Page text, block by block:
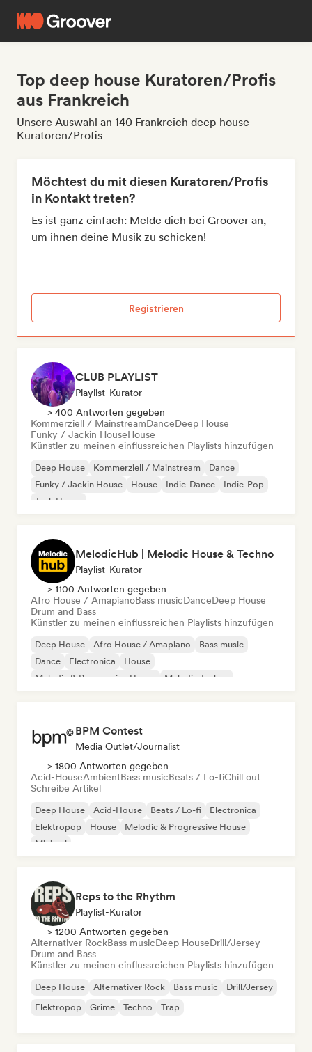
Top deep house Kuratoren/Profis
aus Frankreich
Unsere Auswahl an 140 Frankreich deep house
Kuratoren/Profis
Möchtest du mit diesen Kuratoren/Profis
in Kontakt treten?
Es ist ganz einfach: Melde dich bei Groover an,
um ihnen deine Musik zu schicken!
Registrieren
CLUB PLAYLIST
Playlist-Kurator
> 400 Antworten gegeben
Kommerziell / MainstreamDanceDeep House
Funky / Jackin HouseHouse
Künstler zu meinen einflussreichen Playlists hinzufügen
Deep House Kommerziell / Mainstream
Dance
Funky / Jackin House
House Indie-Dance
Indie-Pop
Tech House
MelodicHub | Melodic House & Techno
Playlist-Kurator
> 1100 Antworten gegeben
Afro House / AmapianoBass musicDanceDeep House
Drum and Bass
Künstler zu meinen einflussreichen Playlists hinzufügen
Deep House Afro House / Amapiano
Bass music
Dance
Electronica
House
Melodic & Progressive House
Melodic Techno
BPM Contest
Media Outlet/Journalist
> 1800 Antworten gegeben
Acid-HouseAmbientBass musicBeats / Lo-fiChill out
Schreibe Artikel
Deep House Acid-House Beats / Lo-fi
Electronica
Elektropop
House
Melodic & Progressive House
Minimal
Reps to the Rhythm
Playlist-Kurator
> 1200 Antworten gegeben
Alternativer RockBass musicDeep HouseDrill/Jersey
Drum and Bass
Künstler zu meinen einflussreichen Playlists hinzufügen
Deep House Alternativer Rock Bass music
Drill/Jersey
Elektropop
Grime Techno Trap